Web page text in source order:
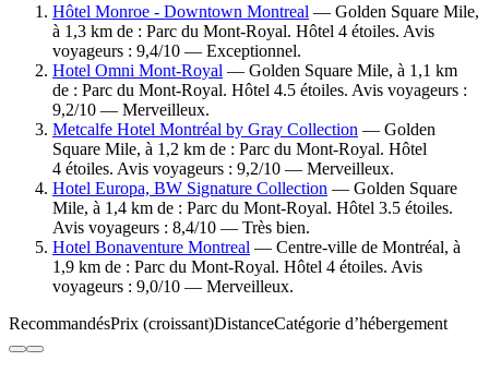
Hôtel Monroe - Downtown Montreal — Golden Square Mile,
à 1,3 km de : Parc du Mont-Royal. Hôtel 4 étoiles. Avis
voyageurs : 9,4/10 — Exceptionnel.
Hotel Omni Mont-Royal — Golden Square Mile, à 1,1 km
de : Parc du Mont-Royal. Hôtel 4.5 étoiles. Avis voyageurs :
9,2/10 — Merveilleux.
Metcalfe Hotel Montréal by Gray Collection — Golden
Square Mile, à 1,2 km de : Parc du Mont-Royal. Hôtel
4 étoiles. Avis voyageurs : 9,2/10 — Merveilleux.
Hotel Europa, BW Signature Collection — Golden Square
Mile, à 1,4 km de : Parc du Mont-Royal. Hôtel 3.5 étoiles.
Avis voyageurs : 8,4/10 — Très bien.
Hotel Bonaventure Montreal — Centre-ville de Montréal, à
1,9 km de : Parc du Mont-Royal. Hôtel 4 étoiles. Avis
voyageurs : 9,0/10 — Merveilleux.
RecommandésPrix (croissant)DistanceCatégorie d’hébergement